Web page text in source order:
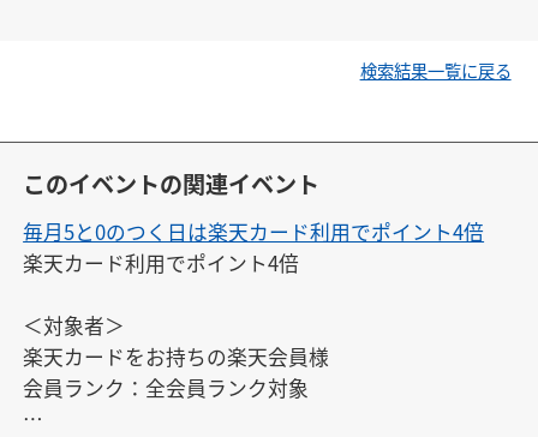
検索結果一覧に戻る
このイベントの関連イベント
毎月5と0のつく日は楽天カード利用でポイント4倍
楽天カード利用でポイント4倍
＜対象者＞
楽天カードをお持ちの楽天会員様
会員ランク：全会員ランク対象